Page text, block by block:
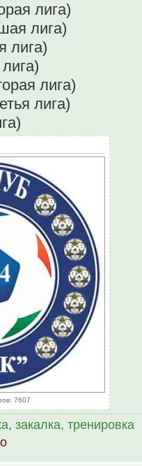
лига)
лига)
лига)
лига)
лига)
7607
закалка, тренировка